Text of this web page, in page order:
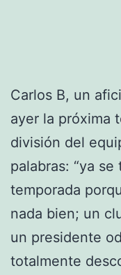
Carlos B, un
ayer la próxima
división del
palabras: “ya
temporada
nada bien; un
un presidente
totalmente